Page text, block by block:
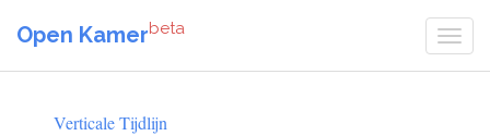
Open Kamerbeta
Verticale Tijdlijn